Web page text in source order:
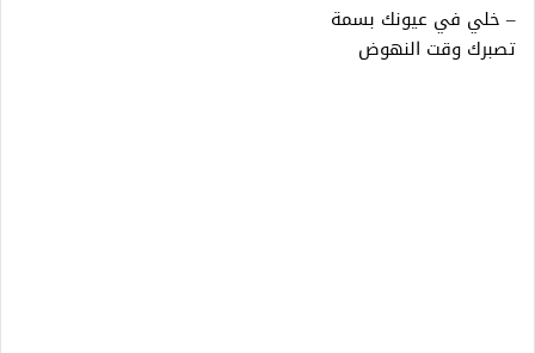
– خلي في عيونك بسمة
تصبرك وقت النهوض